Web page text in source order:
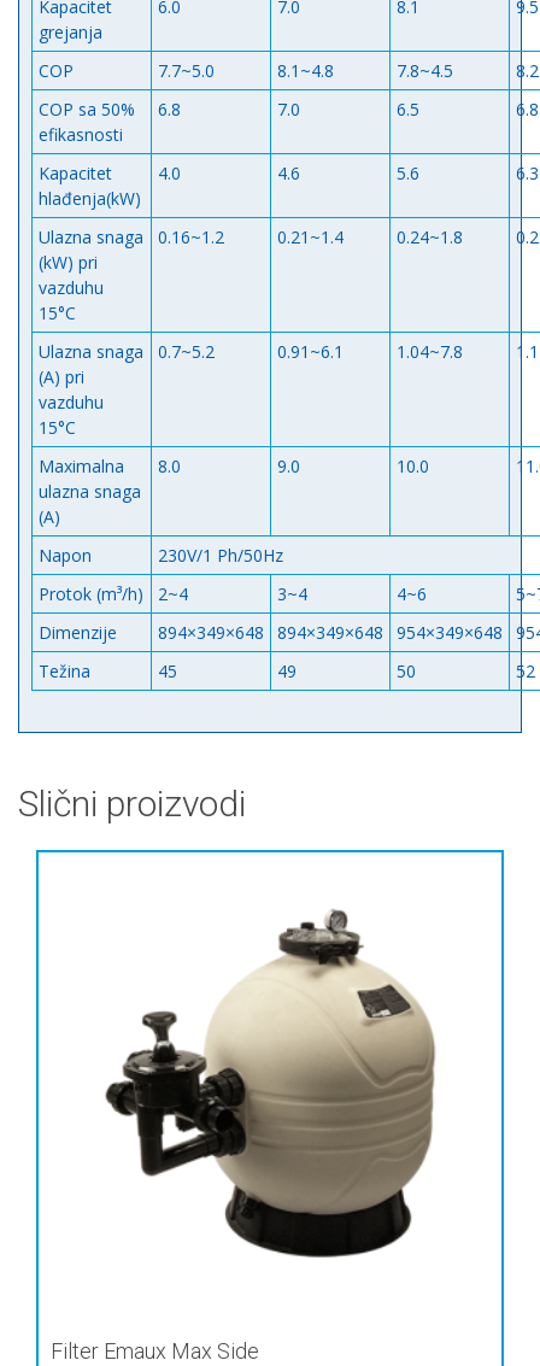
Kapacitet
grejanja
6.0 7.0 8.1 9.5
COP 7.7~5.0 8.1~4.8 7.8~4.5
COP sa 50%
efikasnosti
6.8 7.0 6.5 6.8
Kapacitet
hlađenja(kW)
4.0 4.6 5.6 6.3
Ulazna snaga
(kW) pri
vazduhu
15°C
0.16~1.2 0.21~1.4 0.24~1.8
Ulazna snaga
(A) pri
vazduhu
15°C
0.7~5.2 0.91~6.1 1.04~7.8
Maximalna
ulazna snaga
(A)
8.0 9.0 10.0
Napon
230V/1 Ph/50Hz
Protok (m³/h)
2~4 3~4 4~6
Dimenzije
894×349×648 894×349×648 954×349×648
Težina
45 49 50 52
Slični proizvodi
Filter Emaux Max Side